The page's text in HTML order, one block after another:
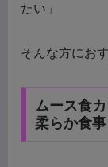
たい」
そんな方にお
ムース食
柔らか食事